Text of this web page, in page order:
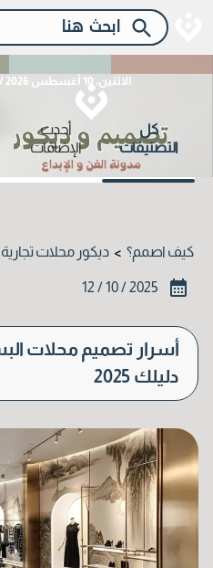
الاثنين، 10 أغسطس 2026 / 26 صفر 1448 هـ
كل
التصنيفات
أحدث
الإضافات
كيف اصمم؟ > ديكور محلات تجارية
2025 / 10 / 12
أسرار تصميم محلات
دليلك 2025